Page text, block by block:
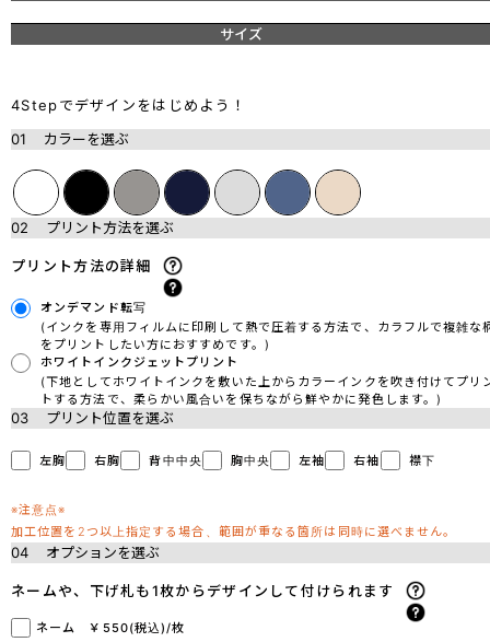
サイズ
4Stepでデザインをはじめよう！
01
カラーを選ぶ
02 プリント方法を選ぶ
プリント方法の詳細
オンデマンド転写
(インクを専用フィルムに印刷して熱で圧着する方法で、カラフルで複雑な
をプリントしたい方におすすめです。)
ホワイトインクジェットプリント
(下地としてホワイトインクを敷いた上からカラーインクを吹き付けてプリ
トする方法で、柔らかい風合いを保ちながら鮮やかに発色します。)
03 プリント位置を選ぶ
左胸 右胸 背中中央 胸中央 左袖 右袖 襟下
※注意点※
加工位置を2つ以上指定する場合、範囲が重なる箇所は同時に選べません。
04 オプションを選ぶ
ネームや、下げ札も1枚からデザインして付けられます
ネーム ￥550(税込)/枚